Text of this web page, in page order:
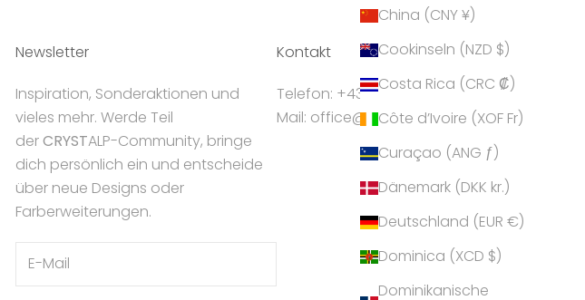
China (CNY ¥)
Cookinseln (NZD $)
Costa Rica (CRC ₡)
Côte d’Ivoire (XOF Fr)
Curaçao (ANG ƒ)
Dänemark (DKK kr.)
Deutschland (EUR €)
Dominica (XCD $)
Dominikanische
Newsletter
Inspiration, Sonderaktionen und
vieles mehr. Werde Teil
derCRYSTALP-Community, bringe
dich persönlich ein und entscheide
über neue Designs oder
Farberweiterungen.
Kontakt
Telefon: +43 5224 55550
Mail: office@crystalp.com